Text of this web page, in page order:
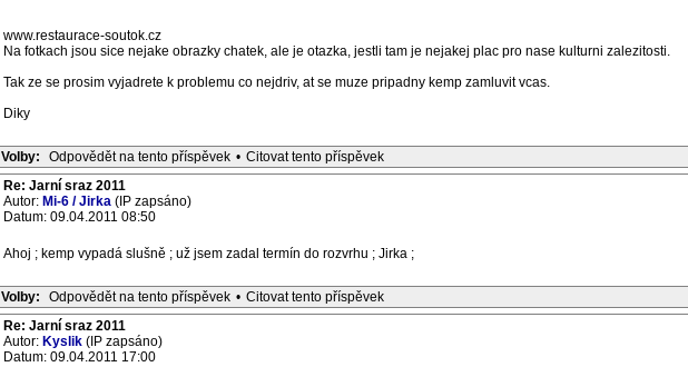
www.restaurace-soutok.cz
Na fotkach jsou sice nejake obrazky chatek, ale je otazka, jestli tam je nejakej plac pro nase kulturni zalezitosti.
Tak ze se prosim vyjadrete k problemu co nejdriv, at se muze pripadny kemp zamluvit vcas.
Diky
Volby: Odpovědět na tento příspěvek • Citovat tento příspěvek
Re: Jarní sraz 2011
Autor: Mi-6 / Jirka (IP zapsáno)
Datum: 09.04.2011 08:50
Ahoj ; kemp vypadá slušně ; už jsem zadal termín do rozvrhu ; Jirka ;
Volby: Odpovědět na tento příspěvek • Citovat tento příspěvek
Re: Jarní sraz 2011
Autor: Kyslik (IP zapsáno)
Datum: 09.04.2011 17:00